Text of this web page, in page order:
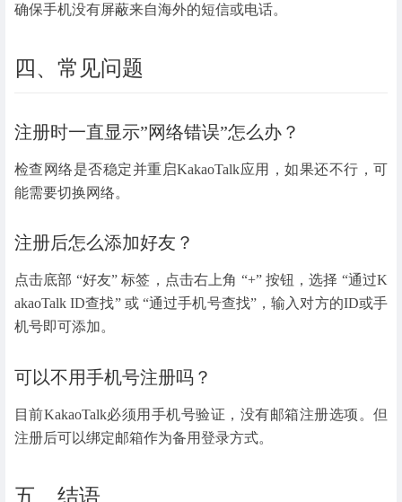
确保手机没有屏蔽来自海外的短信或电话。
四、常见问题
注册时一直显示”网络错误”怎么办？
检查网络是否稳定并重启KakaoTalk应用，如果还不行，可
能需要切换网络。
注册后怎么添加好友？
点击底部 “好友” 标签，点击右上角 “+” 按钮，选择 “通过K
akaoTalk ID查找” 或 “通过手机号查找”，输入对方的ID或手
机号即可添加。
可以不用手机号注册吗？
目前KakaoTalk必须用手机号验证，没有邮箱注册选项。但
注册后可以绑定邮箱作为备用登录方式。
五、结语